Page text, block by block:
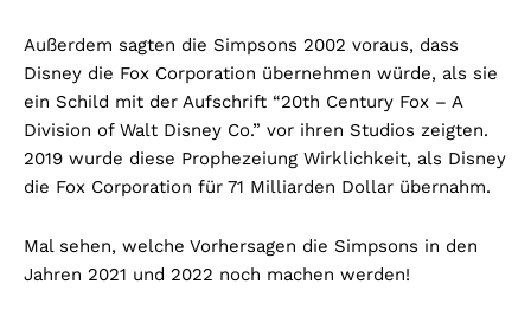
Außerdem sagten die Simpsons 2002 voraus, dass
Disney die Fox Corporation übernehmen würde, als sie
ein Schild mit der Aufschrift “20th Century Fox – A
Division of Walt Disney Co.” vor ihren Studios zeigten.
2019 wurde diese Prophezeiung Wirklichkeit, als Disney
die Fox Corporation für 71 Milliarden Dollar übernahm.
Mal sehen, welche Vorhersagen die Simpsons in den
Jahren 2021 und 2022 noch machen werden!